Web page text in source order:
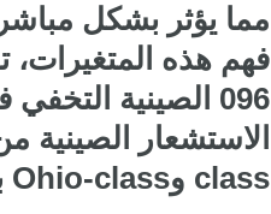
096 الصينية
class وOhio-class بدقة أكبر.